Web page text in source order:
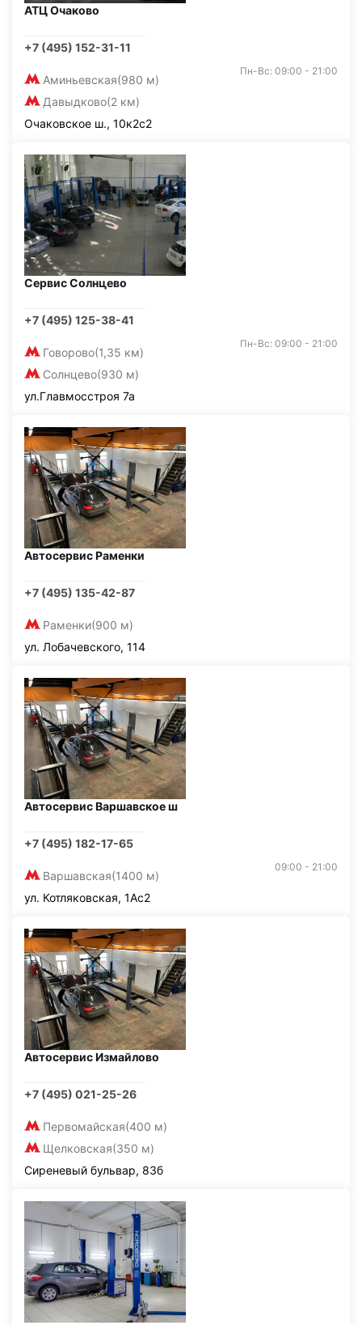
АТЦ Очаково
+7 (495) 152-31-11
Аминьевская(980 м)
Давыдково(2 км)
Пн-Вс: 09:00 - 21:00
Очаковское ш., 10к2с2
Сервис Солнцево
+7 (495) 125-38-41
Говорово(1,35 км)
Солнцево(930 м)
Пн-Вс: 09:00 - 21:00
ул.Главмосстроя 7а
Автосервис Раменки
+7 (495) 135-42-87
Раменки(900 м)
ул. Лобачевского, 114
Автосервис Варшавское ш
+7 (495) 182-17-65
Варшавская(1400 м)
09:00 - 21:00
ул. Котляковская, 1Ас2
Автосервис Измайлово
+7 (495) 021-25-26
Первомайская(400 м)
Щелковская(350 м)
Сиреневый бульвар, 83б